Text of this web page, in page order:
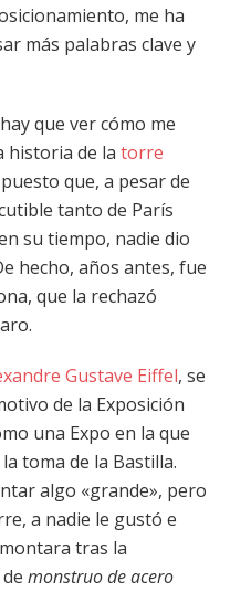
me ha
más palabras clave y
que ver cómo me
historia de la torre
que, a pesar de
tanto de París
su tiempo, nadie dio
hecho, años antes, fue
que la rechazó
Gustave Eiffel, se
de la Exposición
una Expo en la que
toma de la Bastilla.
algo «grande», pero
a nadie le gustó e
tras la
monstruo de acero